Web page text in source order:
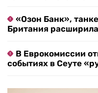
«Озон Банк»,
Британия
В Еврокомиссии
событиях в Сеуте